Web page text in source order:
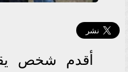
أقدم شخص